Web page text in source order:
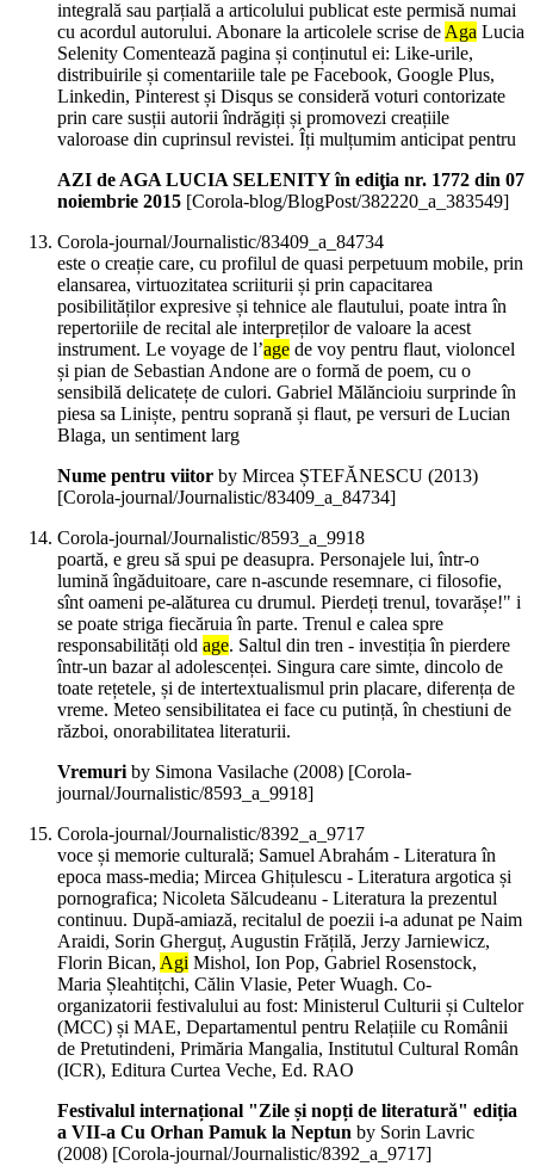
integrală sau parțială a articolului publicat este permisă numai
cu acordul autorului. Abonare la articolele scrise deAga Lucia
Selenity Comentează pagina și conținutul ei: Like-urile,
distribuirile și comentariile tale pe Facebook, Google Plus,
Linkedin, Pinterest și Disqus se consideră voturi contorizate
prin care susții autorii îndrăgiți și promovezi creațiile
valoroase din cuprinsul revistei. Îți mulțumim anticipat pentru
AZI de AGA LUCIA SELENITY în ediţia nr. 1772 din 07
noiembrie 2015 [Corola-blog/BlogPost/382220_a_383549]
Corola-journal/Journalistic/83409_a_84734
este o creație care, cu profilul de quasi perpetuum mobile, prin
elansarea, virtuozitatea scriiturii și prin capacitarea
posibilităților expresive și tehnice ale flautului, poate intra în
repertoriile de recital ale interpreților de valoare la acest
instrument. Le voyage de l’age de voy pentru flaut, violoncel
și pian de Sebastian Andone are o formă de poem, cu o
sensibilă delicatețe de culori. Gabriel Mălăncioiu surprinde în
piesa sa Liniște, pentru soprană și flaut, pe versuri de Lucian
Blaga, un sentiment larg
Nume pentru viitor by Mircea ȘTEFĂNESCU (2013)
[Corola-journal/Journalistic/83409_a_84734]
Corola-journal/Journalistic/8593_a_9918
poartă, e greu să spui pe deasupra. Personajele lui, într-o
lumină îngăduitoare, care n-ascunde resemnare, ci filosofie,
sînt oameni pe-alăturea cu drumul. Pierdeți trenul, tovarășe!" i
se poate striga fiecăruia în parte. Trenul e calea spre
responsabilități old age. Saltul din tren - investiția în pierdere
într-un bazar al adolescenței. Singura care simte, dincolo de
toate rețetele, și de intertextualismul prin placare, diferența de
vreme. Meteo sensibilitatea ei face cu putință, în chestiuni de
război, onorabilitatea literaturii.
Vremuriby Simona Vasilache (2008) [Corola-
journal/Journalistic/8593_a_9918]
Corola-journal/Journalistic/8392_a_9717
voce și memorie culturală; Samuel Abrahám - Literatura în
epoca mass-media; Mircea Ghițulescu - Literatura argotica și
pornografica; Nicoleta Sălcudeanu - Literatura la prezentul
continuu. După-amiază, recitalul de poezii i-a adunat pe Naim
Araidi, Sorin Gherguț, Augustin Frățilă, Jerzy Jarniewicz,
Florin Bican, Agi Mishol, Ion Pop, Gabriel Rosenstock,
Maria Șleahtițchi, Călin Vlasie, Peter Wuagh. Co-
organizatorii festivalului au fost: Ministerul Culturii și Cultelor
(MCC) și MAE, Departamentul pentru Relațiile cu Românii
de Pretutindeni, Primăria Mangalia, Institutul Cultural Român
(ICR), Editura Curtea Veche, Ed. RAO
Festivalul internațional "Zile și nopți de literatură" ediția
a VII-a Cu Orhan Pamuk la Neptun by Sorin Lavric
(2008) [Corola-journal/Journalistic/8392_a_9717]